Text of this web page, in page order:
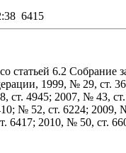
6415
статьей 6.2 Собрание
1999, № 29, ст.
ст. 4945; 2007, № 43,
№ 52, ст. 6224; 2009,
6417; 2010, № 50, ст.